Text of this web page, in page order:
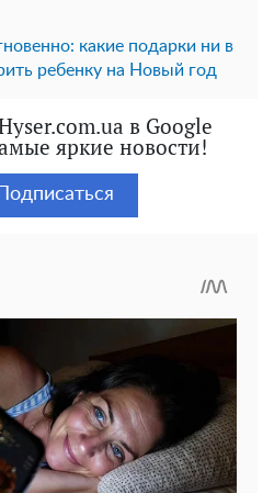
какие подарки ни в
ребенку на Новый год
в Google
яркие новости!
Подписаться